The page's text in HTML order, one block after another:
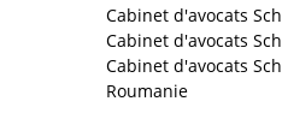
Cabinet d'avocats
Cabinet d'avocats
Cabinet d'avocats
Roumanie